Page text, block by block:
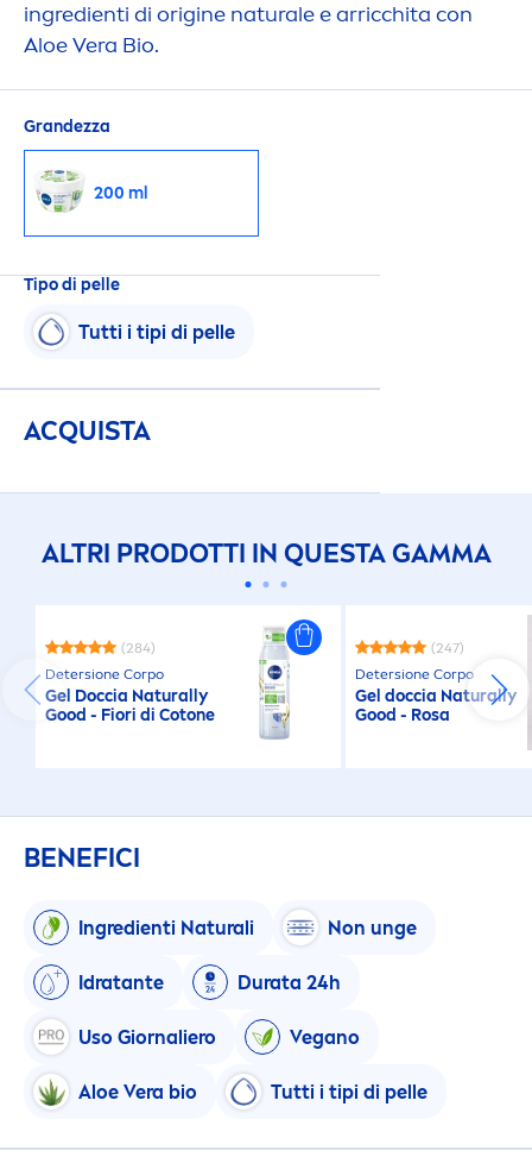
ingredienti di origine naturale e arricchita con
Aloe Vera Bio.
Grandezza
200 ml
Tipo di pelle
Tutti i tipi di pelle
ACQUISTA
ALTRI PRODOTTI IN QUESTA GAMMA
(284)
Detersione Corpo
Gel Doccia Naturally
Good - Fiori di Cotone
(247)
Detersione Corpo
Gel doccia Naturally
Good - Rosa
BENEFICI
Ingredienti Naturali Non unge
Idratante Durata 24h
Uso Giornaliero Vegano
Aloe Vera bio Tutti i tipi di pelle